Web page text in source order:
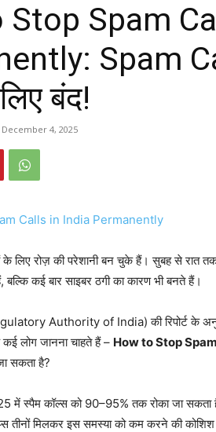
Stop Spam
Spam
बंद!
December 4, 2025
के लिए रोज़ की परेशानी बन चुके हैं। सुबह से
कई बार साइबर ठगी का कारण भी बनते हैं।
Authority of India) की रिपोर्ट के
लोग जानना चाहते हैं – How to Stop
सकता है?
में स्पैम कॉल्स को 90–95% तक रोका जा
तीनों मिलकर इस समस्या को कम करने की